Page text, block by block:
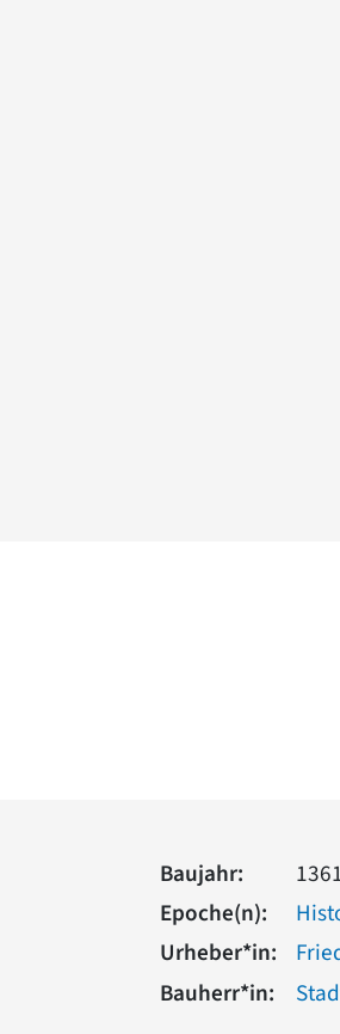
Baujahr:
Epoche(n):
Urheber*in:
Bauherr*in: